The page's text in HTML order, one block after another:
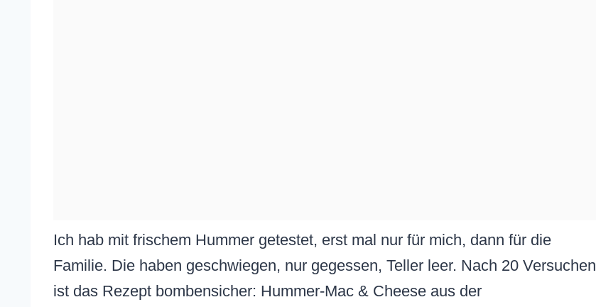
Ich hab mit frischem Hummer getestet, erst mal nur für mich, dann für die
Familie. Die haben geschwiegen, nur gegessen, Teller leer. Nach 20 Versuchen
ist das Rezept bombensicher: Hummer-Mac & Cheese aus der